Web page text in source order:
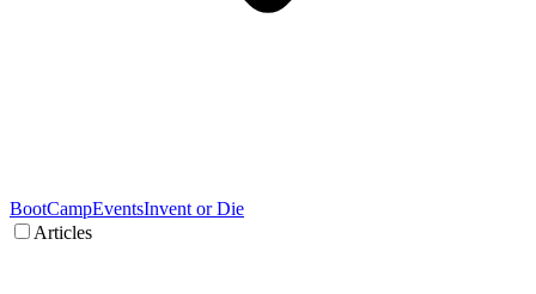
BootCampEventsInvent or Die
Articles